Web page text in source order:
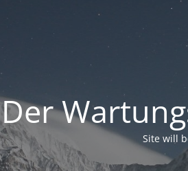
Der
Site will